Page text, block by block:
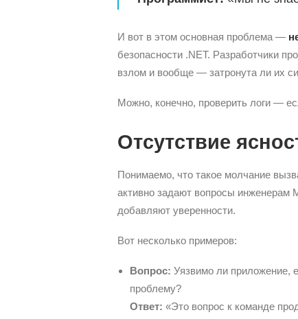
И вот в этом основная проблема —
безопасности .NET. Разработчики
взлом и вообще — затронута ли их
Можно, конечно, проверить логи —
Отсутствие
Понимаемо, что такое молчание
активно задают вопросы инженерам
добавляют уверенности.
Вот несколько примеров:
Вопрос: Уязвимо ли приложение,
проблему?
Ответ: «Это вопрос к команде